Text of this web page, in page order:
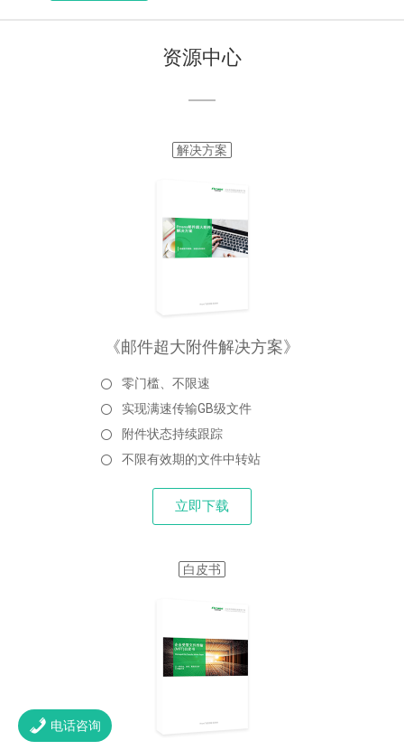
资源中心
解决方案
《邮件超大附件解决方案》
零门槛、不限速
实现满速传输GB级文件
附件状态持续跟踪
不限有效期的文件中转站
立即下载
白皮书
电话咨询